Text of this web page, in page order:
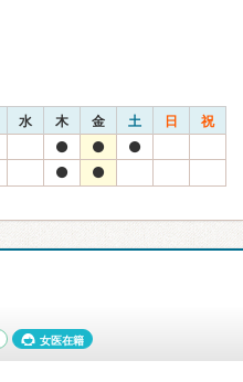
水 木 金 土 日 祝
女医在籍